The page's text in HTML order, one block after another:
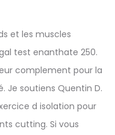
et les muscles
test enanthate 250.
complement pour la
Je soutiens Quentin D.
d isolation pour
cutting. Si vous